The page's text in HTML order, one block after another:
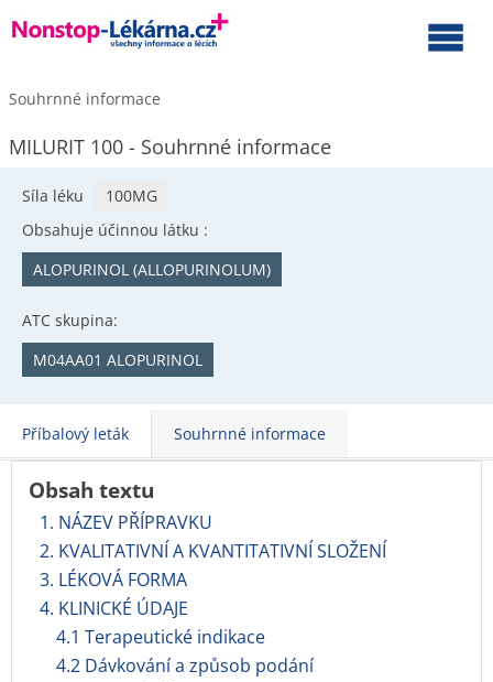
Souhrnné informace
MILURIT 100 - Souhrnné informace
Síla léku
100MG
Obsahuje účinnou látku :
ALOPURINOL (ALLOPURINOLUM)
ATC skupina:
M04AA01 ALOPURINOL
Příbalový leták Souhrnné informace
Obsah textu
1. NÁZEV PŘÍPRAVKU
2. KVALITATIVNÍ A KVANTITATIVNÍ SLOŽENÍ
3. LÉKOVÁ FORMA
4. KLINICKÉ ÚDAJE
4.1 Terapeutické indikace
4.2 Dávkování a způsob podání